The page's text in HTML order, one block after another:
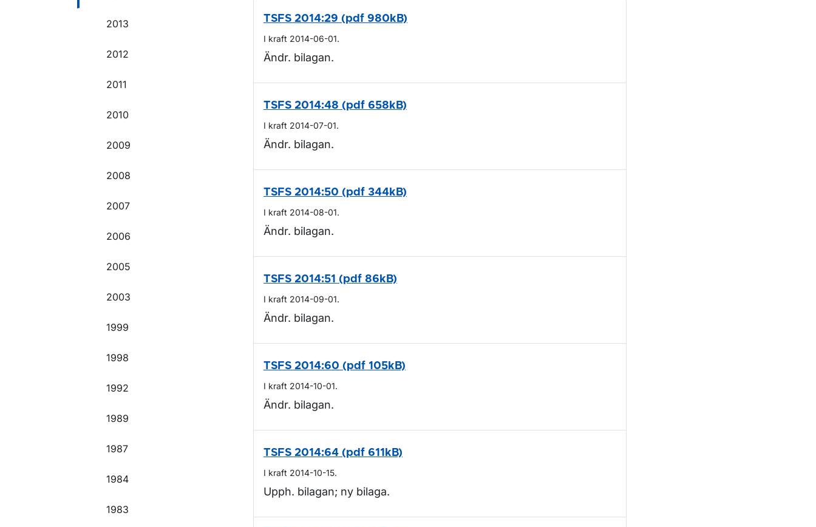
2013
2012
2011
2010
2009
2008
2007
2006
2005
2003
1999
1998
1992
1989
1987
1984
1983
TSFS 2014:29 (pdf 980kB)
I kraft 2014-06-01.
Ändr. bilagan.
TSFS 2014:48 (pdf 658kB)
I kraft 2014-07-01.
Ändr. bilagan.
TSFS 2014:50 (pdf 344kB)
I kraft 2014-08-01.
Ändr. bilagan.
TSFS 2014:51 (pdf 86kB)
I kraft 2014-09-01.
Ändr. bilagan.
TSFS 2014:60 (pdf 105kB)
I kraft 2014-10-01.
Ändr. bilagan.
TSFS 2014:64 (pdf 611kB)
I kraft 2014-10-15.
Upph. bilagan; ny bilaga.